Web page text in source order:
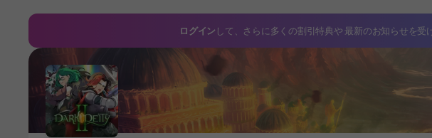
ログイン して、さらに多くの割引特典や最新のお知らせを受